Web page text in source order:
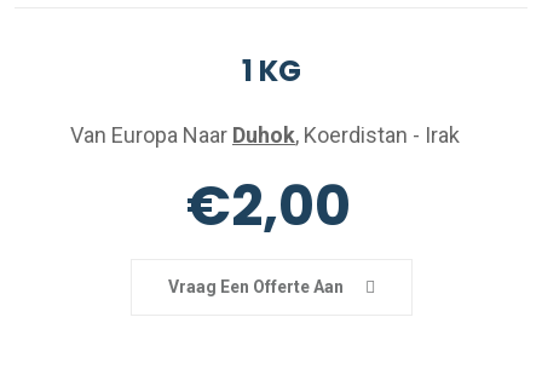
1 KG
Van Europa Naar Duhok, Koerdistan - Irak
€2,00
Vraag Een Offerte Aan